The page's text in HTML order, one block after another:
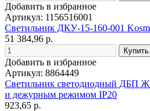
Добавить в избранное
Артикул: 1156516001
Светильник ДКУ-15-160-001
51 384,96 р.
Добавить в избранное
Артикул: 8864449
Светильник светодиодный ДБП
и дежурным режимом IP20
923,65 р.